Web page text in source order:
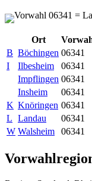
Vorwahl 06341 =
Ort
B Böchingen 06341
I
Ilbesheim
06341
Impflingen 06341
Insheim
06341
K Knöringen 06341
L Landau
06341
W Walsheim 06341